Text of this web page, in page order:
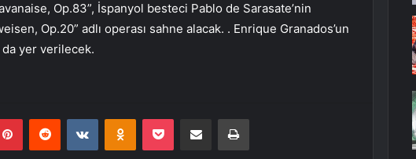
Op.83”, İspanyol besteci Pablo de Sarasate’nin
Op.20” adlı operası sahne alacak. . Enrique Granados’un
da yer verilecek.
PinterestReddit VKontakteOdnoklassniki
Pocket E-Posta ile paylaş Yazdır